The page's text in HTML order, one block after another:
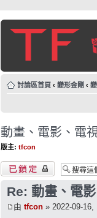
討論區首頁 ‹ 變形金剛 ‹
動畫、電影、電
版主: tfcon
主題已鎖定
Re: 動畫、電
由 tfcon » 2022-09-16,